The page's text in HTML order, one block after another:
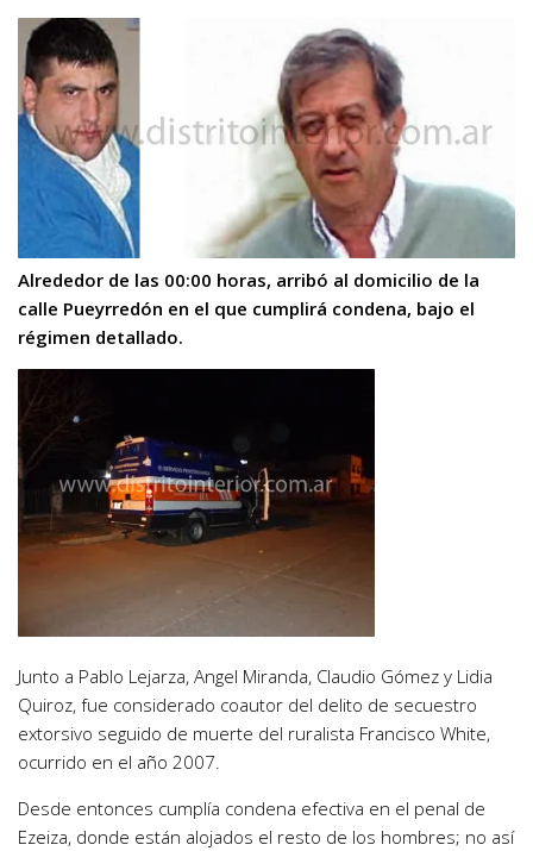
Alrededor de las 00:00 horas, arribó al domicilio de la
calle Pueyrredón en el que cumplirá condena, bajo el
régimen detallado.
Junto a Pablo Lejarza, Angel Miranda, Claudio Gómez y Lidia
Quiroz, fue considerado coautor del delito de secuestro
extorsivo seguido de muerte del ruralista Francisco White,
ocurrido en el año 2007.
Desde entonces cumplía condena efectiva en el penal de
Ezeiza, donde están alojados el resto de los hombres; no así